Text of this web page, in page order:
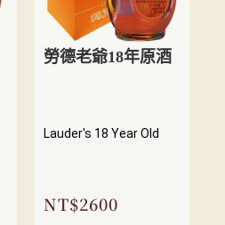
勞德老爺18年原酒
Lauder's 18 Year Old
NT$2600